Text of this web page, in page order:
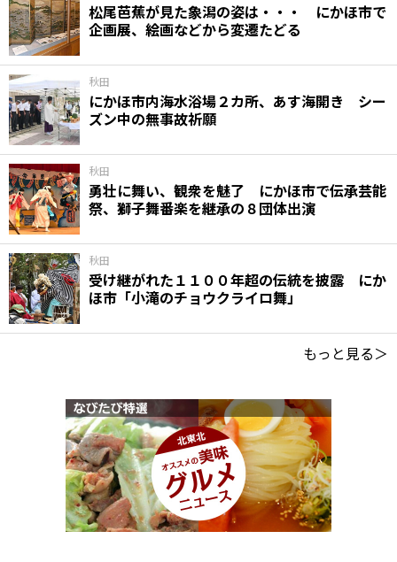
松尾芭蕉が見た象潟の姿は・・・ にかほ市で
企画展、絵画などから変遷たどる
秋田
にかほ市内海水浴場２カ所、あす海開き シー
ズン中の無事故祈願
秋田
勇壮に舞い、観衆を魅了 にかほ市で伝承芸能
祭、獅子舞番楽を継承の８団体出演
秋田
受け継がれた１１００年超の伝統を披露 にか
ほ市「小滝のチョウクライロ舞」
もっと見る＞